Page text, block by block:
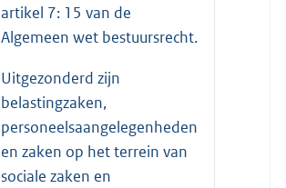
artikel 7: 15 van de
Algemeen wet bestuursrecht.
Uitgezonderd zijn
belastingzaken,
personeelsaangelegenheden
en zaken op het terrein van
sociale zaken en